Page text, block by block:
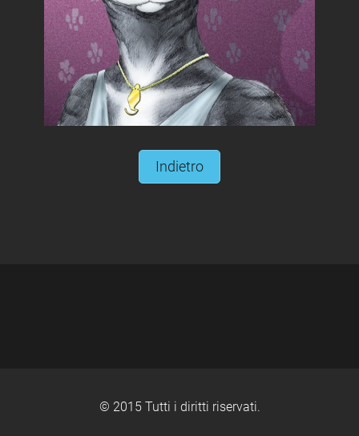
Indietro
© 2015 Tutti i diritti riservati.